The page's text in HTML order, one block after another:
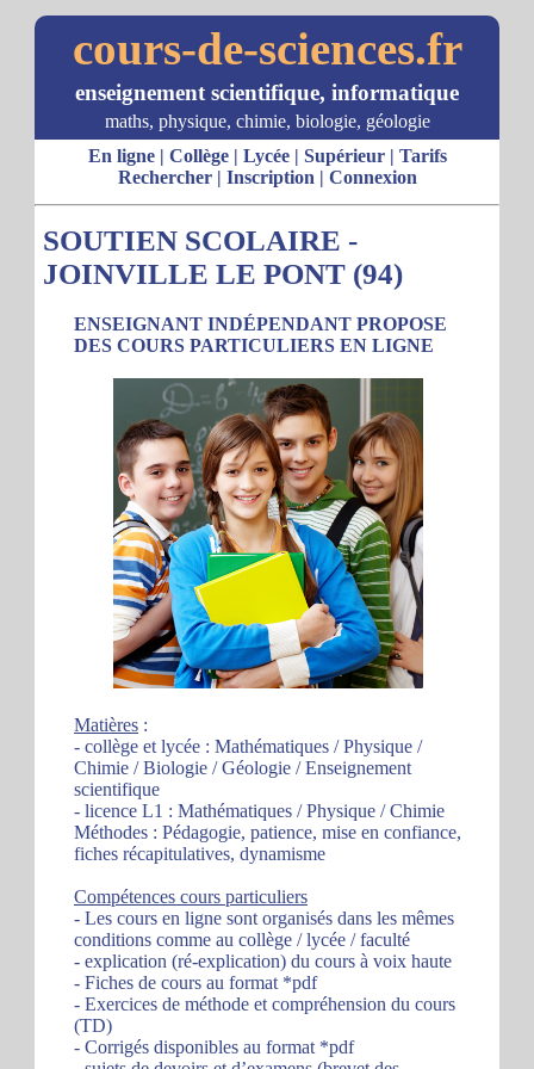
cours-de-sciences.fr
enseignement scientifique, informatique
maths, physique, chimie, biologie, géologie
En ligne| Collège| Lycée| Supérieur| Tarifs
Rechercher| Inscription | Connexion
SOUTIEN SCOLAIRE -
JOINVILLE LE PONT (94)
ENSEIGNANT INDÉPENDANT PROPOSE
DES COURS PARTICULIERS EN LIGNE
Matières :
- collège et lycée : Mathématiques / Physique /
Chimie / Biologie / Géologie / Enseignement
scientifique
- licence L1 : Mathématiques / Physique / Chimie
Méthodes : Pédagogie, patience, mise en confiance,
fiches récapitulatives, dynamisme
Compétences cours particuliers
- Les cours en ligne sont organisés dans les mêmes
conditions comme au collège / lycée / faculté
- explication (ré-explication) du cours à voix haute
- Fiches de cours au format *pdf
- Exercices de méthode et compréhension du cours
(TD)
- Corrigés disponibles au format *pdf